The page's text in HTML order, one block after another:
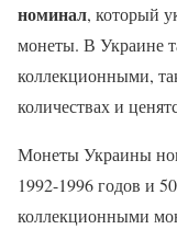
номинал, который
монеты. В Украине
коллекционными,
количествах и
Монеты Украины
1992-1996 годов и
коллекционными